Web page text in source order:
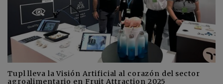
Tupl lleva la Visión Artificial al corazón del sector
agroalimentario en Fruit Attraction 2025